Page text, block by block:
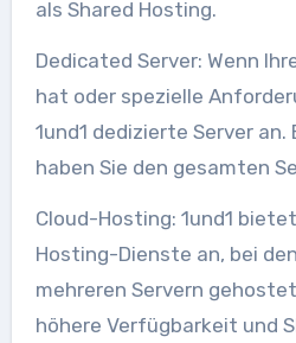
als Shared Hosting.
Dedicated Server: Wenn
hat oder spezielle
1und1 dedizierte Server an.
haben Sie den gesamten
Cloud-Hosting: 1und1
Hosting-Dienste an, bei
mehreren Servern
höhere Verfügbarkeit und